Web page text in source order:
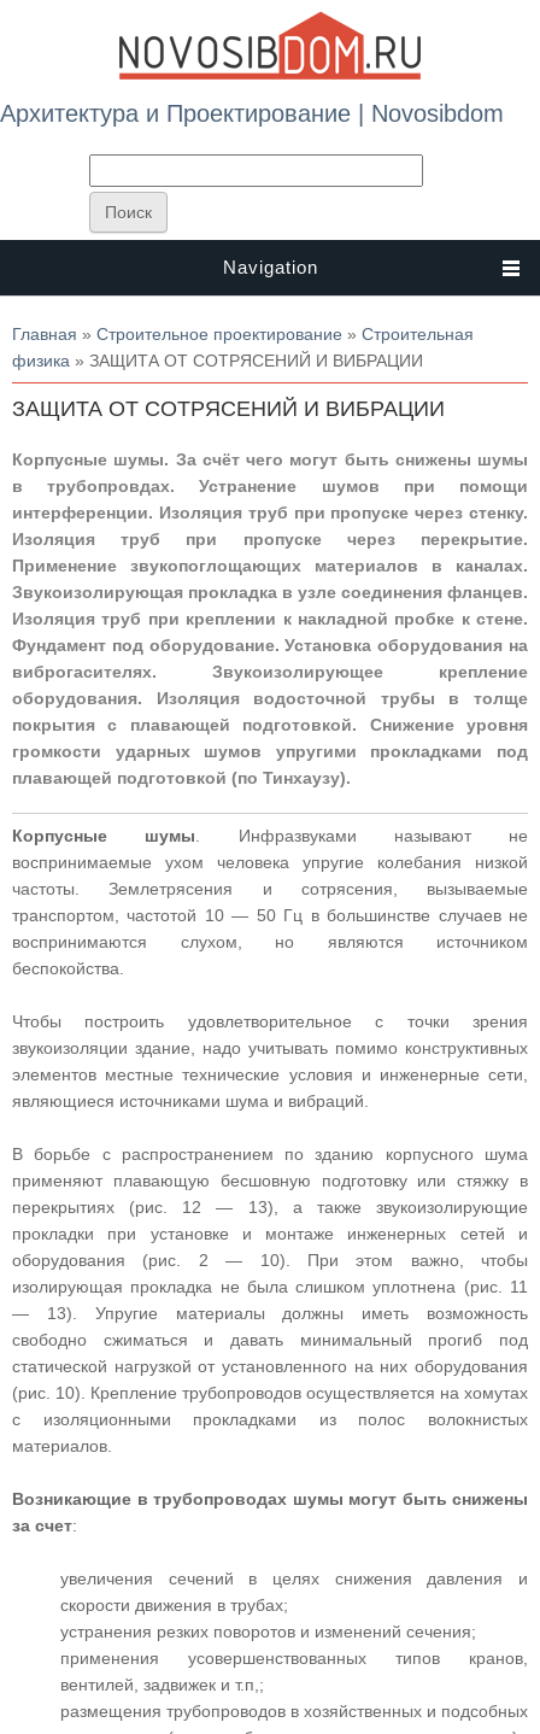
Архитектура и Проектирование | Novosibdom
Navigation
Вы здесь
Главная » Строительное проектирование » Строительная
физика » ЗАЩИТА ОТ СОТРЯСЕНИЙ И ВИБРАЦИИ
ЗАЩИТА ОТ СОТРЯСЕНИЙ И ВИБРАЦИИ
Корпусные шумы. За счёт чего могут быть снижены шумы
в трубопровдах. Устранение шумов при помощи
интерференции. Изоляция труб при пропуске через стенку.
Изоляция труб при пропуске через перекрытие.
Применение звукопоглощающих материалов в каналах.
Звукоизолирующая прокладка в узле соединения фланцев.
Изоляция труб при креплении к накладной пробке к стене.
Фундамент под оборудование. Установка оборудования на
виброгасителях. Звукоизолирующее крепление
оборудования. Изоляция водосточной трубы в толще
покрытия с плавающей подготовкой. Снижение уровня
громкости ударных шумов упругими прокладками под
плавающей подготовкой (по Тинхаузу).
Корпусные шумы . Инфразвуками называют не
воспринимаемые ухом человека упругие колебания низкой
частоты. Землетрясения и сотрясения, вызываемые
транспортом, частотой 10 — 50 Гц в большинстве случаев не
воспринимаются слухом, но являются источником
беспокойства.
Чтобы построить удовлетворительное с точки зрения
звукоизоляции здание, надо учитывать помимо конструктивных
элементов местные технические условия и инженерные сети,
являющиеся источниками шума и вибраций.
В борьбе с распространением по зданию корпусного шума
применяют плавающую бесшовную подготовку или стяжку в
перекрытиях (рис. 12 — 13), а также звукоизолирующие
прокладки при установке и монтаже инженерных сетей и
оборудования (рис. 2 — 10). При этом важно, чтобы
изолирующая прокладка не была слишком уплотнена (рис. 11
— 13). Упругие материалы должны иметь возможность
свободно сжиматься и давать минимальный прогиб под
статической нагрузкой от установленного на них оборудования
(рис. 10). Крепление трубопроводов осуществляется на хомутах
с изоляционными прокладками из полос волокнистых
материалов.
Возникающие в трубопроводах шумы могут быть снижены
за счет:
увеличения сечений в целях снижения давления и
скорости движения в трубах;
устранения резких поворотов и изменений сечения;
применения усовершенствованных типов кранов,
вентилей, задвижек и т.п,;
размещения трубопроводов в хозяйственных и подсобных